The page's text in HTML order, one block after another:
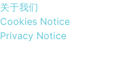
关于我们
Cookies Notice
Privacy Notice